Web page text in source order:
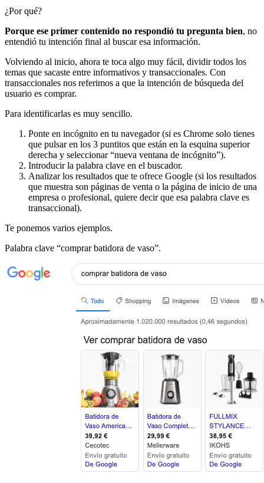
¿Por qué?
Porque ese primer contenido no respondió tu pregunta bien, no
entendió tu intención final al buscar esa información.
Volviendo al inicio, ahora te toca algo muy fácil, dividir todos los
temas que sacaste entre informativos y transaccionales. Con
transaccionales nos referimos a que la intención de búsqueda del
usuario es comprar.
Para identificarlas es muy sencillo.
Ponte en incógnito en tu navegador (si es Chrome solo tienes
que pulsar en los 3 puntitos que están en la esquina superior
derecha y seleccionar “nueva ventana de incógnito”).
Introducir la palabra clave en el buscador.
Analizar los resultados que te ofrece Google (si los resultados
que muestra son páginas de venta o la página de inicio de una
empresa o profesional, quiere decir que esa palabra clave es
transaccional).
Te ponemos varios ejemplos.
Palabra clave “comprar batidora de vaso”.